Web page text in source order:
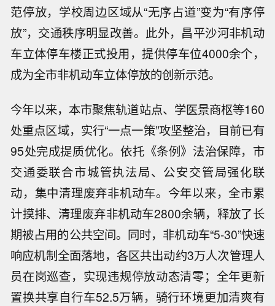
范停放，学校周边区域从“无序占道”变为“有序停
放”，交通秩序明显改善。此外，昌平沙河非机动
车立体停车楼正式投用，提供停车位4000余个，
成为全市非机动车立体停放的创新示范。
今年以来，本市聚焦轨道站点、学医景商枢等160
处重点区域，实行“一点一策”攻坚整治，目前已有
95处完成提质优化。依托《条例》法治保障，市
交通委联合市城管执法局、公安交管局强化联
动，集中清理废弃非机动车。今年以来，全市累
计摸排、清理废弃非机动车2800余辆，释放了长
期被占用的公共空间。同时，非机动车“5-30”快速
响应机制全面落地，各区共出动约3万人次管理人
员在岗巡查，实现违规停放动态清零；全年更新
置换共享自行车52.5万辆，骑行环境更加清爽有